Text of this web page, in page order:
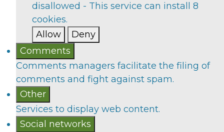
disallowed - This service can install 8
cookies.
Allow
Deny
Comments
Comments managers facilitate the filing of
comments and fight against spam.
Other
Services to display web content.
Social networks